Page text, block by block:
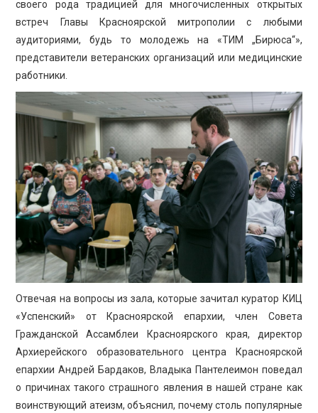
своего рода традицией для многочисленных открытых
встреч Главы Красноярской митрополии с любыми
аудиториями, будь то молодежь на «ТИМ „Бирюса“»,
представители ветеранских организаций или медицинские
работники.
Отвечая на вопросы из зала, которые зачитал куратор КИЦ
«Успенский» от Красноярской епархии, член Совета
Гражданской Ассамблеи Красноярского края, директор
Архиерейского образовательного центра Красноярской
епархии Андрей Бардаков, Владыка Пантелеимон поведал
о причинах такого страшного явления в нашей стране как
воинствующий атеизм, объяснил, почему столь популярные